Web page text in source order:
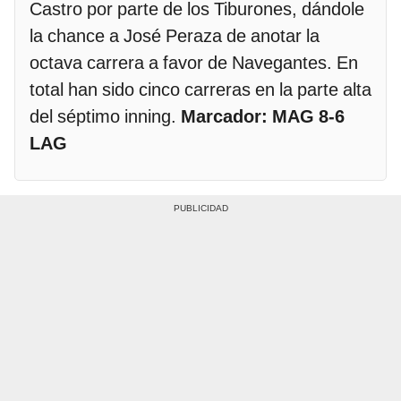
Castro por parte de los Tiburones, dándole
la chance a José Peraza de anotar la
octava carrera a favor de Navegantes. En
total han sido cinco carreras en la parte alta
del séptimo inning. Marcador: MAG 8-6
LAG